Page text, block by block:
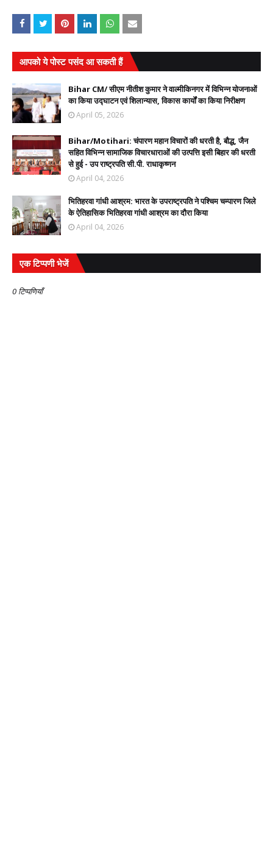
आपको ये पोस्ट पसंद आ सकती हैं
Bihar CM/ सीएम नीतीश कुमार ने वाल्मीकिनगर में विभिन्न योजनाओं
का किया उद्घाटन एवं शिलान्यास, विकास कार्यों का किया निरीक्षण
April 05, 2026
Bihar/Motihari: चंपारण महान विचारों की धरती है, बौद्ध, जैन
सहित विभिन्न सामाजिक विचारधाराओं की उत्पत्ति इसी बिहार की धरती
से हुई - उप राष्ट्रपति सी.पी. राधाकृष्णन
April 04, 2026
भितिहरवा गांधी आश्रम: भारत के उपराष्ट्रपति ने पश्चिम चम्पारण जिले
के ऐतिहासिक भितिहरवा गांधी आश्रम का दौरा किया
April 04, 2026
एक टिप्पणी भेजें
0 टिप्पणियाँ